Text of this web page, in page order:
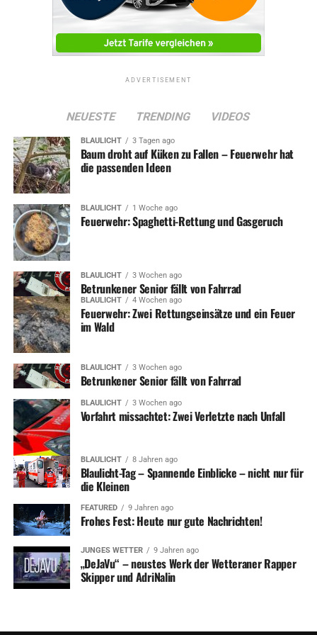
Betrunkener Raser verursacht Unfall: Junge Frau schwer
ADVERTISEMENT
NEUESTE TRENDING VIDEOS
BLAULICHT 3 Tagen ago
Baum droht auf Küken zu Fallen – Feuerwehr hat
die passenden Ideen
BLAULICHT 1 Woche ago
Feuerwehr: Spaghetti-Rettung und Gasgeruch
BLAULICHT 3 Wochen ago
Betrunkener Senior fällt von Fahrrad
BLAULICHT 4 Wochen ago
Feuerwehr: Zwei Rettungseinsätze und ein Feuer
im Wald
BLAULICHT 3 Wochen ago
Betrunkener Senior fällt von Fahrrad
BLAULICHT 3 Wochen ago
Vorfahrt missachtet: Zwei Verletzte nach Unfall
BLAULICHT 8 Jahren ago
Blaulicht-Tag – Spannende Einblicke – nicht nur für
die Kleinen
FEATURED 9 Jahren ago
Frohes Fest: Heute nur gute Nachrichten!
JUNGES WETTER 9 Jahren ago
„DeJaVu“ – neustes Werk der Wetteraner Rapper
Skipper und AdriNalin